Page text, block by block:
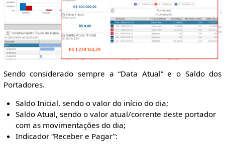
Sendo considerado sempre a “Data Atual” e o Saldo dos
Portadores.
Saldo Inicial, sendo o valor do início do dia;
Saldo Atual, sendo o valor atual/corrente deste portador
com as movimentações do dia;
Indicador “Receber e Pagar”: